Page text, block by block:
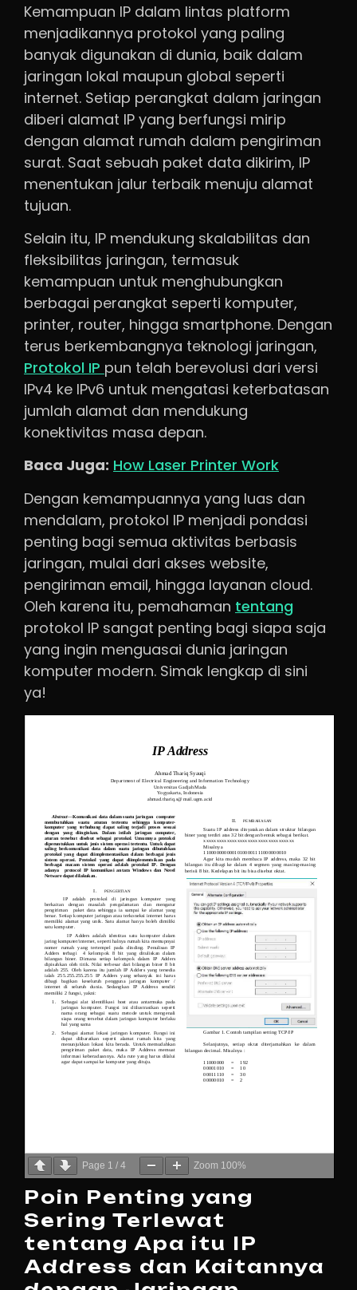
Kemampuan IP dalam lintas platform
menjadikannya protokol yang paling
banyak digunakan di dunia, baik dalam
jaringan lokal maupun global seperti
internet. Setiap perangkat dalam jaringan
diberi alamat IP yang berfungsi mirip
dengan alamat rumah dalam pengiriman
surat. Saat sebuah paket data dikirim, IP
menentukan jalur terbaik menuju alamat
tujuan.
Selain itu, IP mendukung skalabilitas dan
fleksibilitas jaringan, termasuk
kemampuan untuk menghubungkan
berbagai perangkat seperti komputer,
printer, router, hingga smartphone. Dengan
terus berkembangnya teknologi jaringan,
Protokol IP pun telah berevolusi dari versi
IPv4 ke IPv6 untuk mengatasi keterbatasan
jumlah alamat dan mendukung
konektivitas masa depan.
Baca Juga: How Laser Printer Work
Dengan kemampuannya yang luas dan
mendalam, protokol IP menjadi pondasi
penting bagi semua aktivitas berbasis
jaringan, mulai dari akses website,
pengiriman email, hingga layanan cloud.
Oleh karena itu, pemahaman tentang
protokol IP sangat penting bagi siapa saja
yang ingin menguasai dunia jaringan
komputer modern. Simak lengkap di sini
ya!
Page 1 / 4 Zoom 100%
Poin Penting yang
Sering Terlewat
tentang Apa itu IP
Address dan Kaitannya